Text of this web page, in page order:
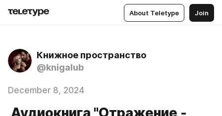
About Teletype Join
Книжное пространство
@knigalub
December 8, 2024